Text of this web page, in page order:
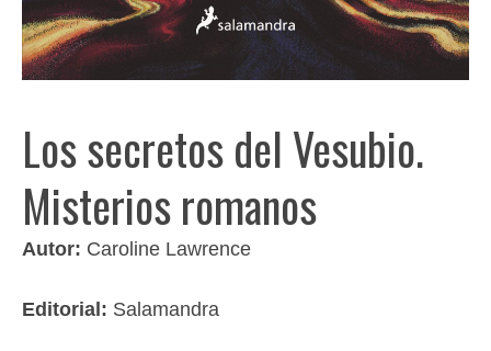
Los secretos del Vesubio.
Misterios romanos
Autor: Caroline Lawrence
Editorial: Salamandra